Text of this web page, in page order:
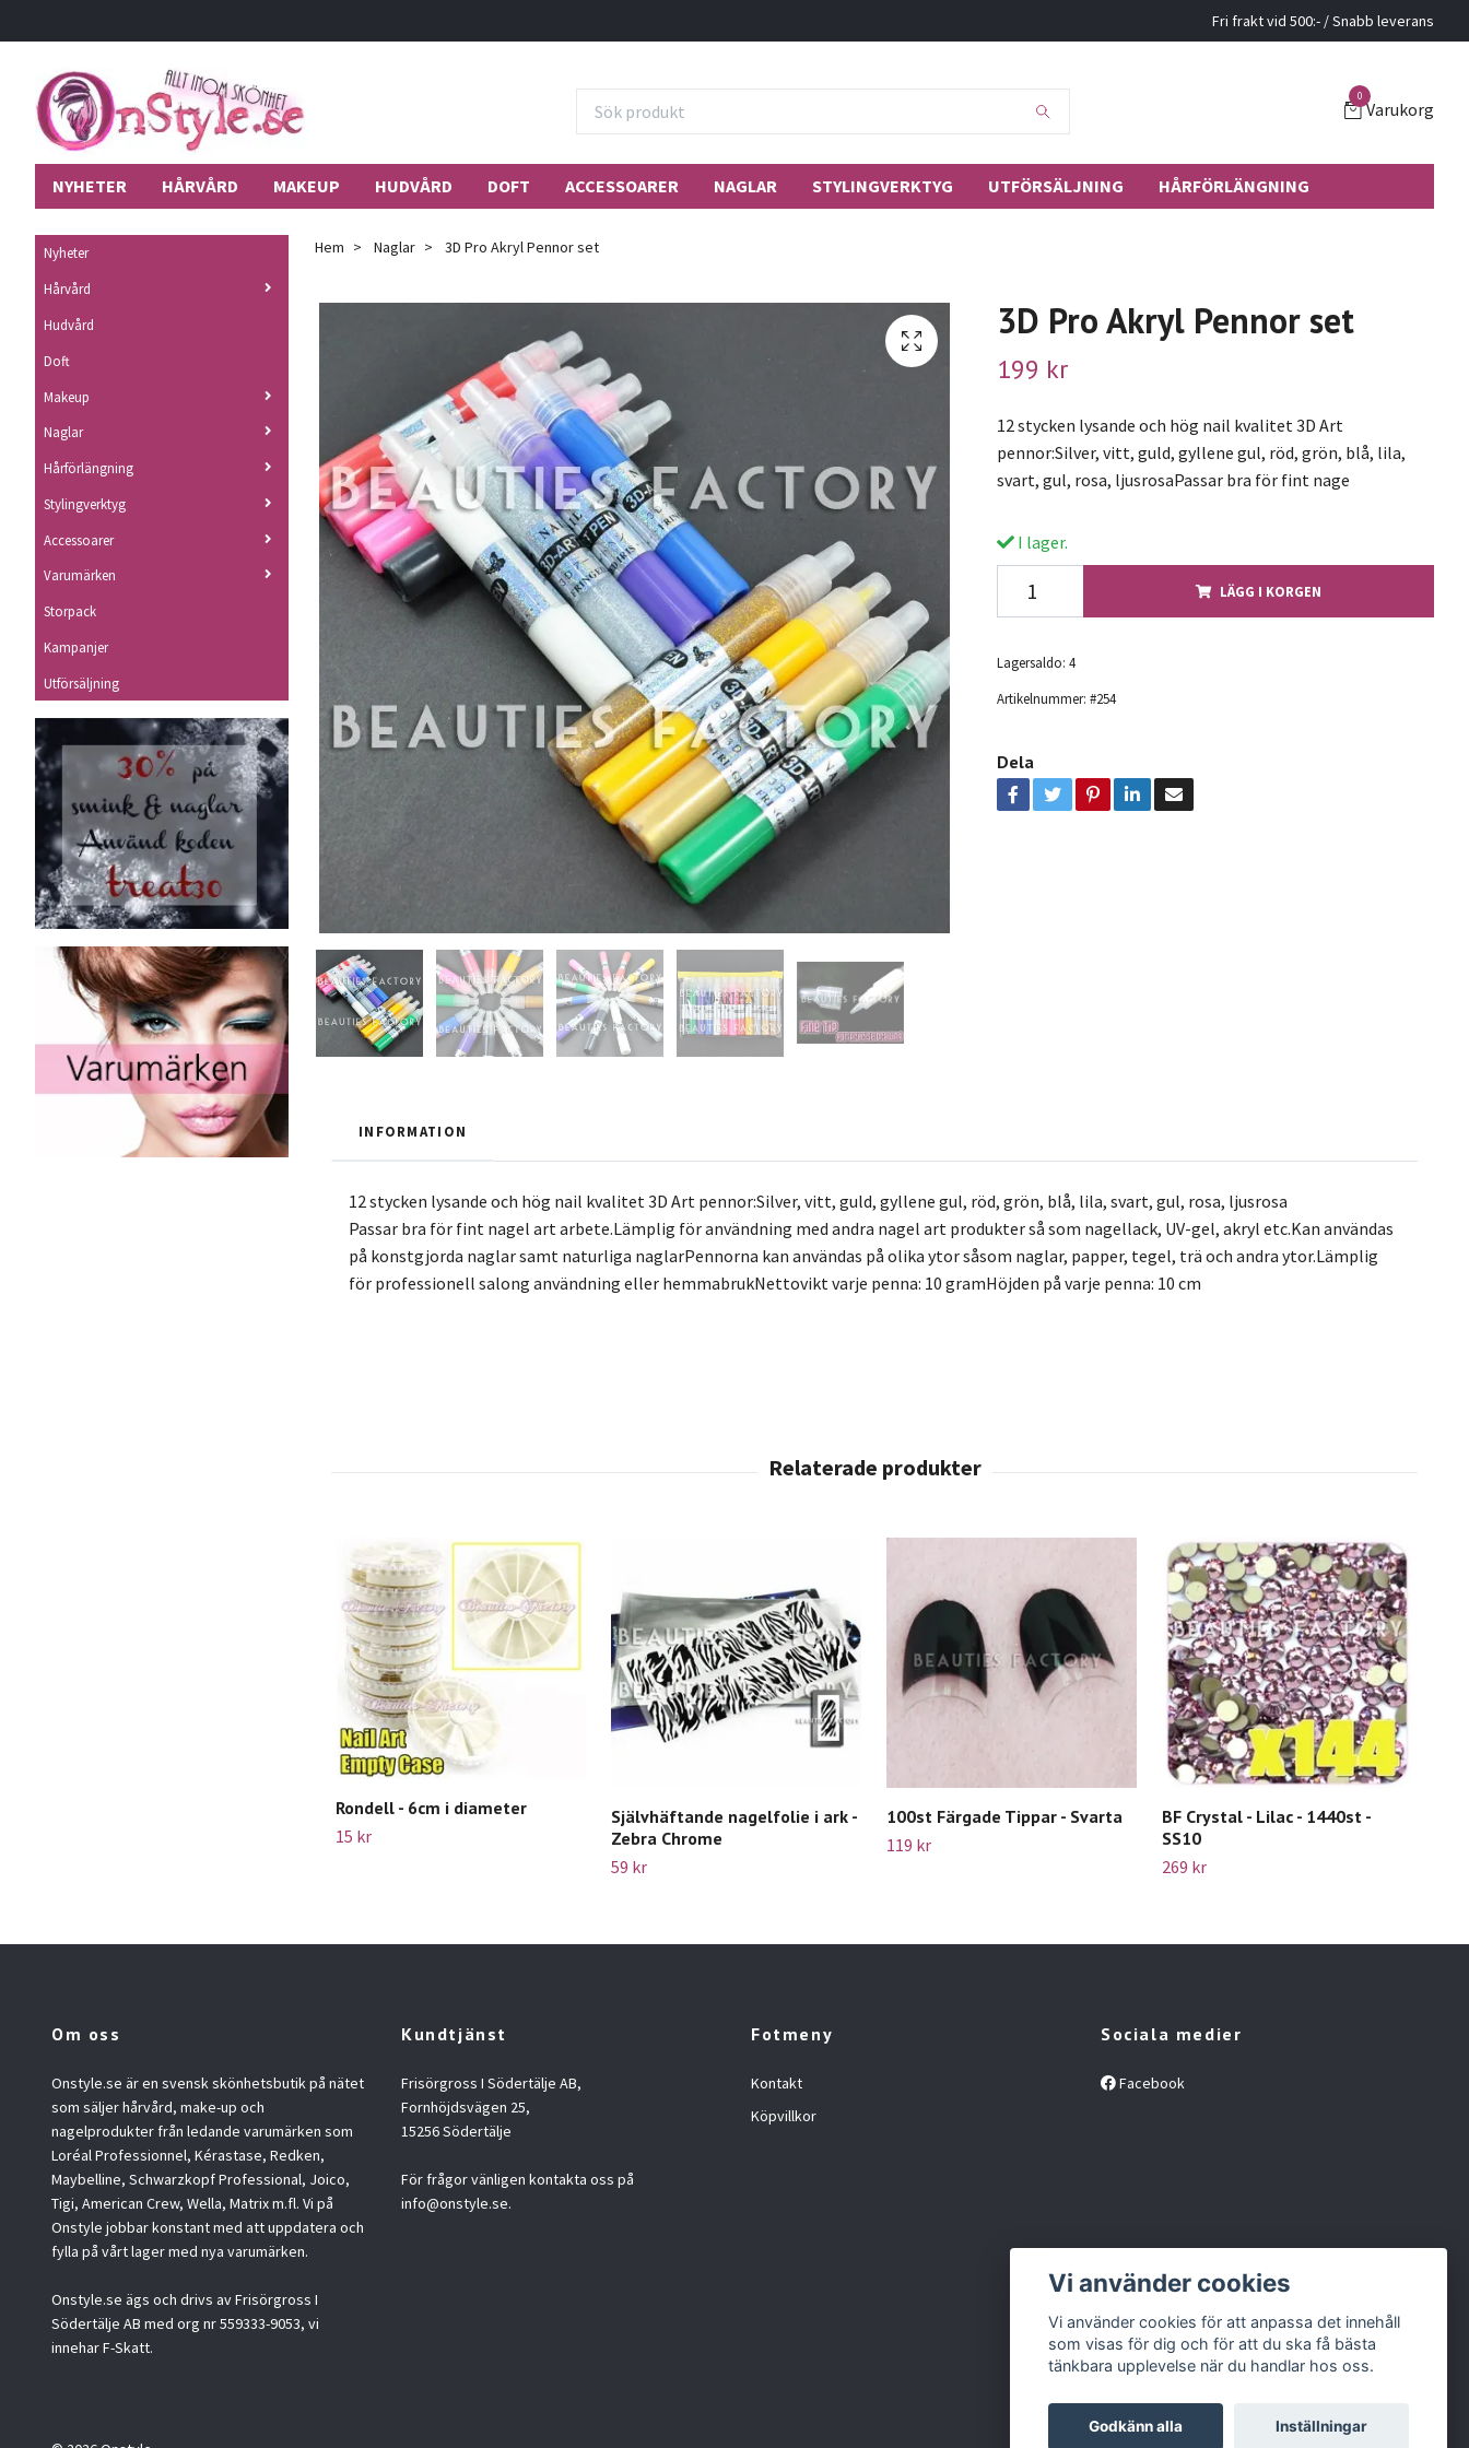
Fri frakt vid 500:- / Snabb leverans
0
Varukorg
NYHETER HÅRVÅRD MAKEUP HUDVÅRD DOFT ACCESSOARER NAGLAR STYLINGVERKTYG UTFÖRSÄLJNING HÅRFÖRLÄNGNING
Nyheter
Hårvård
Hudvård
Doft
Makeup
Naglar
Hårförlängning
Stylingverktyg
Accessoarer
Varumärken
Storpack
Kampanjer
Utförsäljning
Hem Naglar 3D Pro Akryl Pennor set
3D Pro Akryl Pennor set
199 kr
12 stycken lysande och hög nail kvalitet 3D Art
pennor:Silver, vitt, guld, gyllene gul, röd, grön, blå, lila,
svart, gul, rosa, ljusrosaPassar bra för fint nage
I lager.
LÄGG I KORGEN
Lagersaldo: 4
Artikelnummer: #254
Dela
INFORMATION
12 stycken lysande och hög nail kvalitet 3D Art pennor:Silver, vitt, guld, gyllene gul, röd, grön, blå, lila, svart, gul, rosa, ljusrosa
Passar bra för fint nagel art arbete.Lämplig för användning med andra nagel art produkter så som nagellack, UV-gel, akryl etc.Kan användas
på konstgjorda naglar samt naturliga naglarPennorna kan användas på olika ytor såsom naglar, papper, tegel, trä och andra ytor.Lämplig
för professionell salong användning eller hemmabrukNettovikt varje penna: 10 gramHöjden på varje penna: 10 cm
Rondell - 6cm i diameter
15 kr
Självhäftande nagelfolie i ark -
Zebra Chrome
59 kr
100st Färgade Tippar - Svarta
119 kr
BF Crystal - Lilac - 1440st -
SS10
269 kr
Om oss
Onstyle.se är en svensk skönhetsbutik på nätet
som säljer hårvård, make-up och
nagelprodukter från ledande varumärken som
Loréal Professionnel, Kérastase, Redken,
Maybelline, Schwarzkopf Professional, Joico,
Tigi, American Crew, Wella, Matrix m.fl. Vi på
Onstyle jobbar konstant med att uppdatera och
fylla på vårt lager med nya varumärken.
Onstyle.se ägs och drivs av Frisörgross I
Södertälje AB med org nr 559333-9053, vi
innehar F-Skatt.
Kundtjänst
Frisörgross I Södertälje AB,
Fornhöjdsvägen 25,
15256 Södertälje
För frågor vänligen kontakta oss på
info@onstyle.se.
Fotmeny
Kontakt
Köpvillkor
Sociala medier
Facebook
Vi använder cookies
Vi använder cookies för att anpassa det innehåll
som visas för dig och för att du ska få bästa
tänkbara upplevelse när du handlar hos oss.
Godkänn alla Inställningar